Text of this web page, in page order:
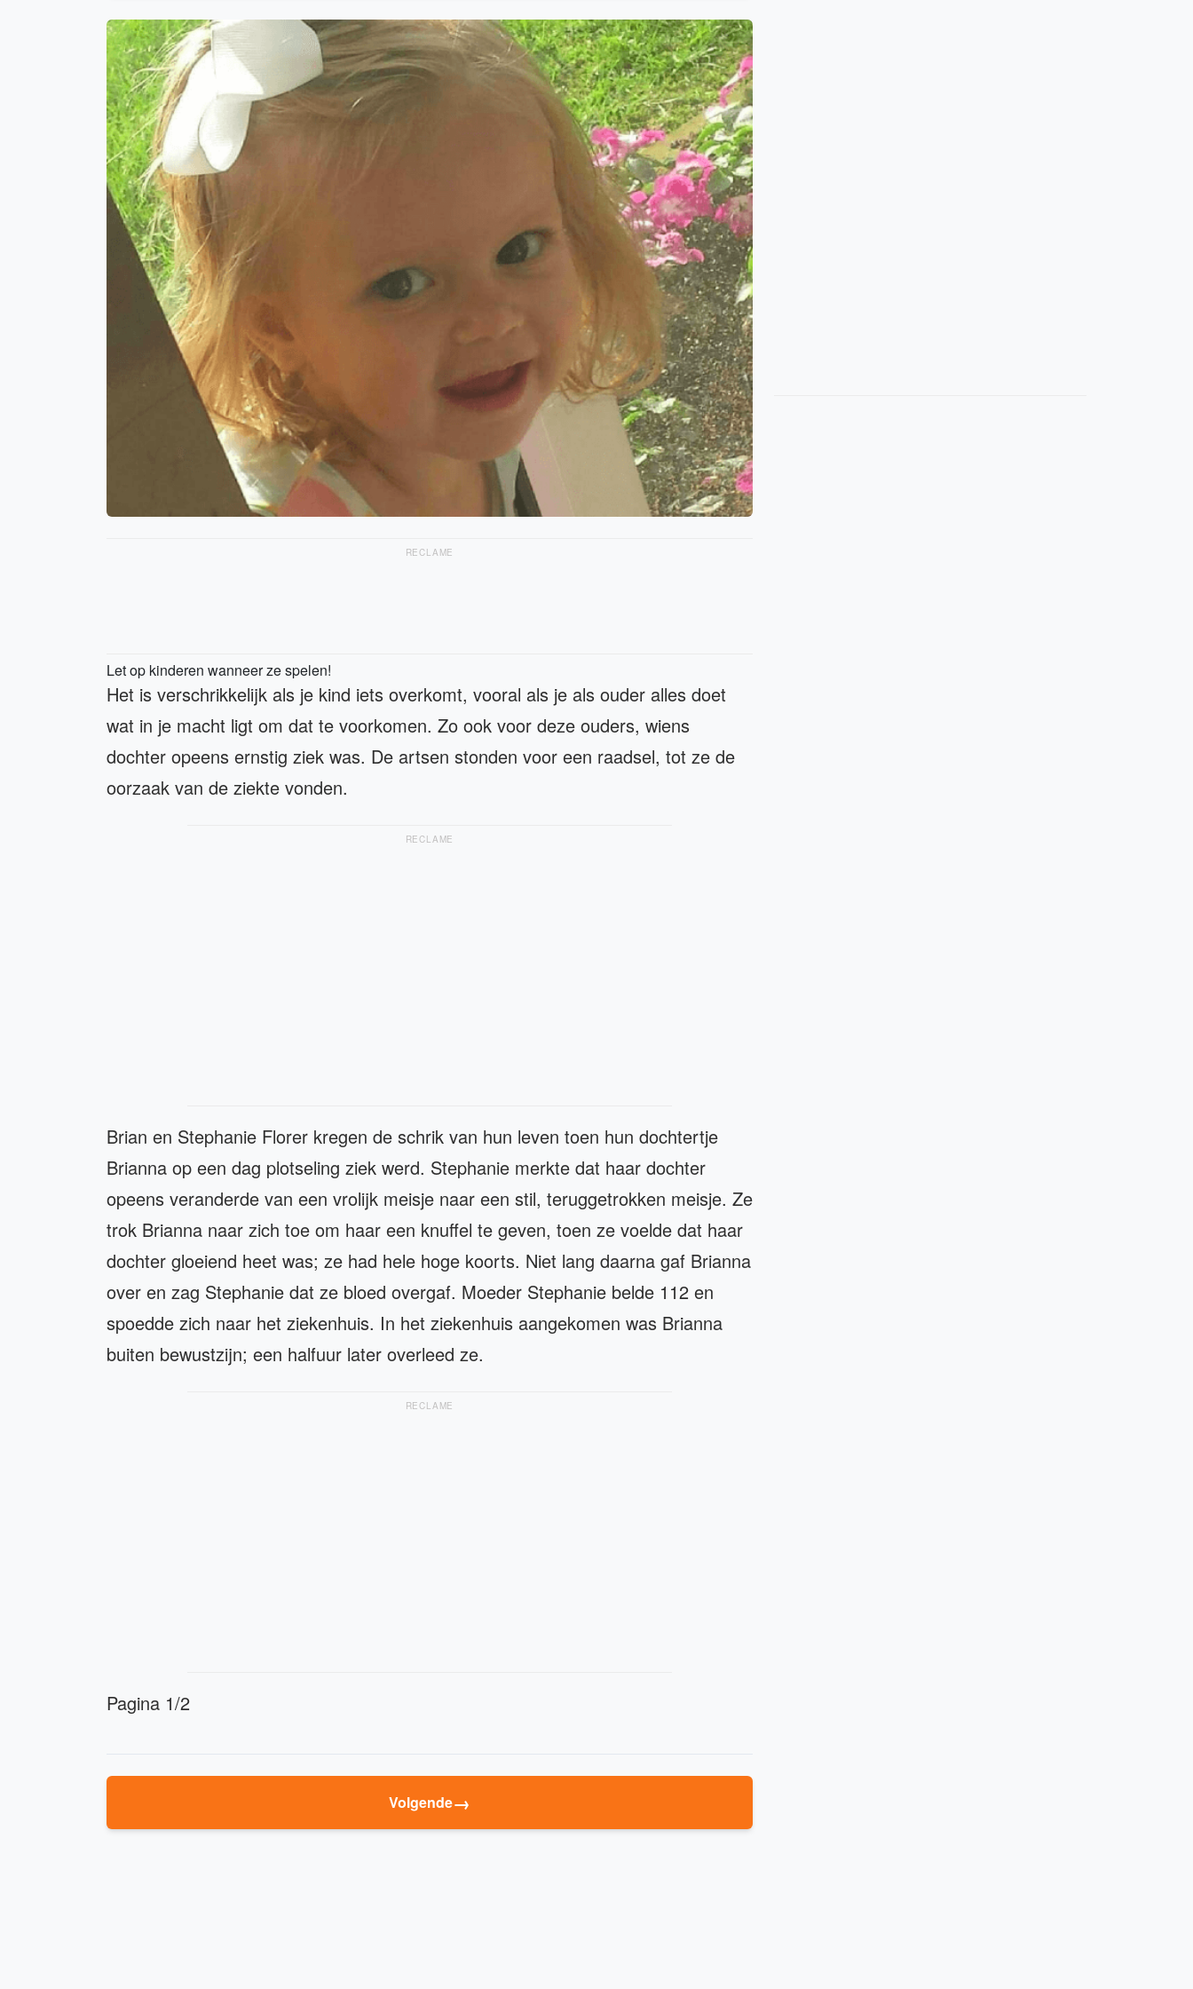
RECLAME
Let op kinderen wanneer ze spelen!
Het is verschrikkelijk als je kind iets overkomt, vooral als je als ouder alles doet
wat in je macht ligt om dat te voorkomen. Zo ook voor deze ouders, wiens
dochter opeens ernstig ziek was. De artsen stonden voor een raadsel, tot ze de
oorzaak van de ziekte vonden.
RECLAME
Brian en Stephanie Florer kregen de schrik van hun leven toen hun dochtertje
Brianna op een dag plotseling ziek werd. Stephanie merkte dat haar dochter
opeens veranderde van een vrolijk meisje naar een stil, teruggetrokken meisje. Ze
trok Brianna naar zich toe om haar een knuffel te geven, toen ze voelde dat haar
dochter gloeiend heet was; ze had hele hoge koorts. Niet lang daarna gaf Brianna
over en zag Stephanie dat ze bloed overgaf. Moeder Stephanie belde 112 en
spoedde zich naar het ziekenhuis. In het ziekenhuis aangekomen was Brianna
buiten bewustzijn; een halfuur later overleed ze.
RECLAME
Pagina 1/2
Volgende→